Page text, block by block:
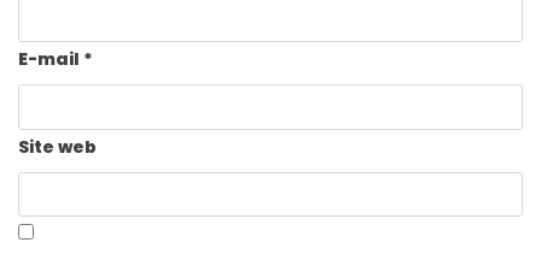
E-mail *
Site web